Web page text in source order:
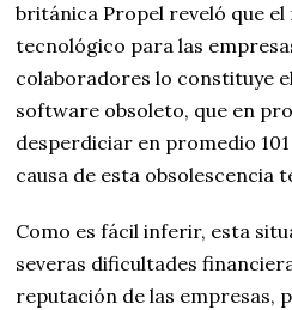
británica Propel reveló que
tecnológico para las
colaboradores lo constituye
software obsoleto, que en
desperdiciar en promedio
causa de esta obsolescencia
Como es fácil inferir, esta
severas dificultades
reputación de las empresas,